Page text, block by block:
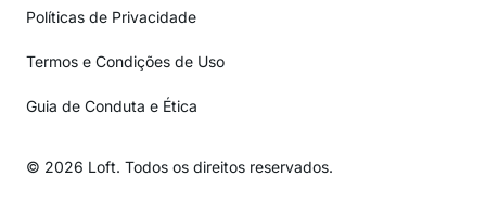
Políticas de Privacidade
Termos e Condições de Uso
Guia de Conduta e Ética
© 2026 Loft. Todos os direitos reservados.